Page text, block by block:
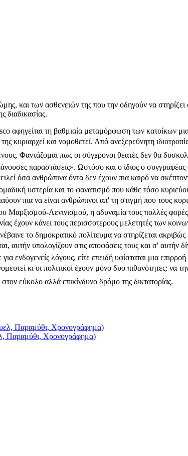
και των ασθενειών της που την οδηγούν να
διαδικασίας.
τη βαθμιαία μεταμόρφωση των κατοίκων μιας
και νομοθετεί. Από ανεξερεύνητη
Φαντάζομαι πως οι σύγχρονοι θεατές δεν θα
παραστάσεις». Ωστόσο και ο ίδιος ο
όσα ανθρώπινα όντα δεν έχουν πια καιρό να
υστερία και το φανατισμό που κάθε τόσο
πια να είναι ανθρώπινοι απ' τη στιγμή που τους
Λενινισμού, η αδυναμία τους πολλές φορές
έχουν κάνει τους περισσοτερους μελετητές των
το δημοκρατικό πολίτευμα να στηρίζεται
αυτήν υπολογίζουν στις αποφάσεις τους και σ'
ενδογενείς λόγους, είτε επειδή υφίσταται μια
κι οι πολιτικοί έχουν μόνο δυο πιθανότητες:
εύκολο αλλά επικίνδυνο δρόμο της δικτατορίας.
Παραμύθι, Χρονογράφημα)